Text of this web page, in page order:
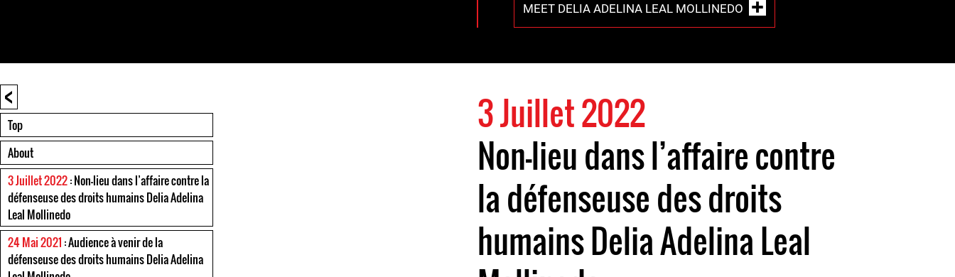
MEET DELIA ADELINA LEAL MOLLINEDO
<
Top
About
3 Juillet 2022: Non-lieu dans l’affaire contre la
défenseuse des droits humains Delia Adelina
Leal Mollinedo
24 Mai 2021 : Audience à venir de la
défenseuse des droits humains Delia Adelina
3 Juillet 2022
Non-lieu dans l’affaire contre
la défenseuse des droits
humains Delia Adelina Leal